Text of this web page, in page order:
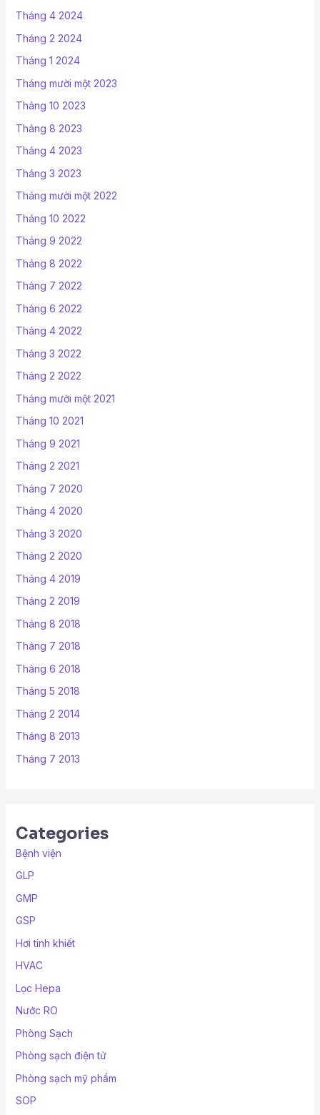
Tháng 4 2024
Tháng 2 2024
Tháng 1 2024
Tháng mười một 2023
Tháng 10 2023
Tháng 8 2023
Tháng 4 2023
Tháng 3 2023
Tháng mười một 2022
Tháng 10 2022
Tháng 9 2022
Tháng 8 2022
Tháng 7 2022
Tháng 6 2022
Tháng 4 2022
Tháng 3 2022
Tháng 2 2022
Tháng mười một 2021
Tháng 10 2021
Tháng 9 2021
Tháng 2 2021
Tháng 7 2020
Tháng 4 2020
Tháng 3 2020
Tháng 2 2020
Tháng 4 2019
Tháng 2 2019
Tháng 8 2018
Tháng 7 2018
Tháng 6 2018
Tháng 5 2018
Tháng 2 2014
Tháng 8 2013
Tháng 7 2013
Categories
Bệnh viện
GLP
GMP
GSP
Hơi tinh khiết
HVAC
Lọc Hepa
Nước RO
Phòng Sạch
Phòng sạch điện tử
Phòng sạch mỹ phẩm
SOP